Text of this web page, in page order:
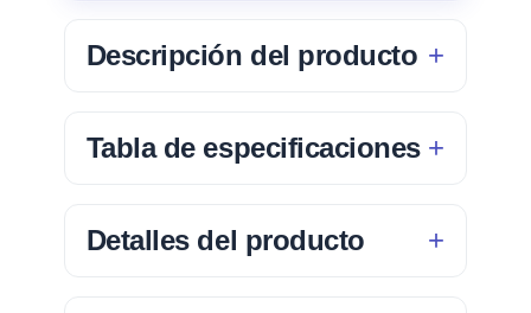
Descripción del producto
Tabla de especificaciones
Detalles del producto